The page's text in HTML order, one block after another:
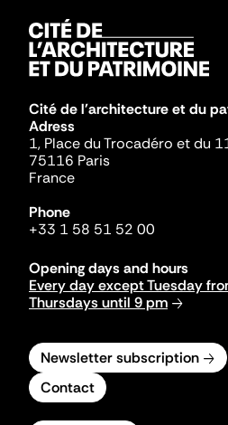
Cité de l'architecture et du
Adress
1, Place du Trocadéro et du
75116 Paris
France
Phone
+33 1 58 51 52 00
Opening days and hours
Every day except Tuesday
Thursdays until 9 pm
Newsletter subscription
Contact